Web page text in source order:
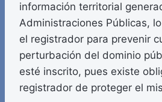
información territorial
Administraciones Públicas,
el registrador para prevenir
perturbación del dominio
esté inscrito, pues existe
registrador de proteger el